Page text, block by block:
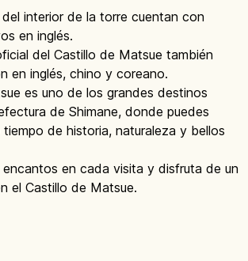
interior de la torre cuentan con
en inglés.
del Castillo de Matsue también
en inglés, chino y coreano.
es uno de los grandes destinos
de Shimane, donde puedes
de historia, naturaleza y bellos
encantos en cada visita y disfruta de un
el Castillo de Matsue.